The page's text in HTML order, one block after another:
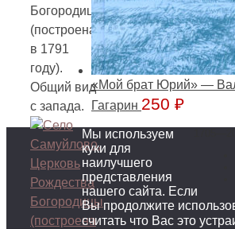
Богородицы
(построена
в 1791
году).
Общий вид
с запада.
«Мой брат Юрий» —
Гагарин 250 ₽
Мы используем
куки для
наилучшего
представления
нашего сайта. Если
Вы продолжите
считать что Вас это